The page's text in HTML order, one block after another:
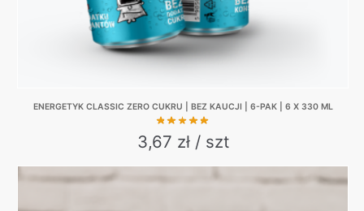
page
ENERGETYK CLASSIC ZERO CUKRU | BEZ KAUCJI | 6-PAK | 6 X 330 ML
3,67 zł / szt